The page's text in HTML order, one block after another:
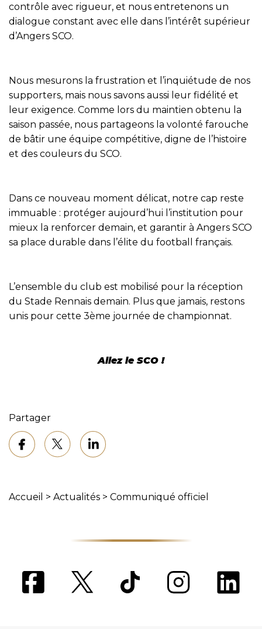
contrôle avec rigueur, et nous entretenons un
dialogue constant avec elle dans l’intérêt supérieur
d’Angers SCO.
Nous mesurons la frustration et l’inquiétude de nos
supporters, mais nous savons aussi leur fidélité et
leur exigence. Comme lors du maintien obtenu la
saison passée, nous partageons la volonté farouche
de bâtir une équipe compétitive, digne de l’histoire
et des couleurs du SCO.
Dans ce nouveau moment délicat, notre cap reste
immuable : protéger aujourd’hui l’institution pour
mieux la renforcer demain, et garantir à Angers SCO
sa place durable dans l’élite du football français.
L’ensemble du club est mobilisé pour la réception
du Stade Rennais demain. Plus que jamais, restons
unis pour cette 3ème journée de championnat.
Allez le SCO !
Partager
Accueil > Actualités > Communiqué officiel